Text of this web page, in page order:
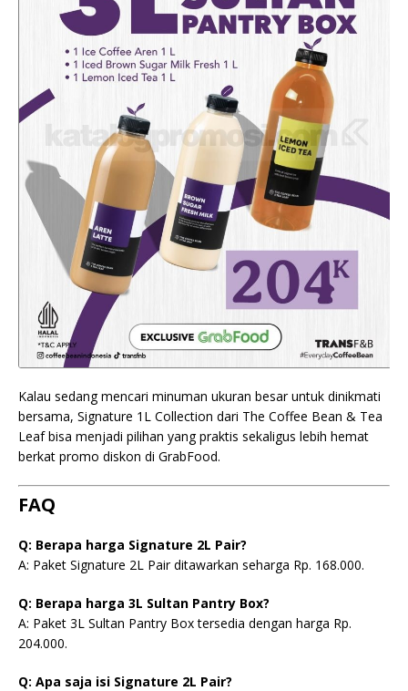
Kalau sedang mencari minuman ukuran besar untuk dinikmati
bersama, Signature 1L Collection dari The Coffee Bean & Tea
Leaf bisa menjadi pilihan yang praktis sekaligus lebih hemat
berkat promo diskon di GrabFood.
FAQ
Q: Berapa harga Signature 2L Pair?
A: Paket Signature 2L Pair ditawarkan seharga Rp. 168.000.
Q: Berapa harga 3L Sultan Pantry Box?
A: Paket 3L Sultan Pantry Box tersedia dengan harga Rp.
204.000.
Q: Apa saja isi Signature 2L Pair?